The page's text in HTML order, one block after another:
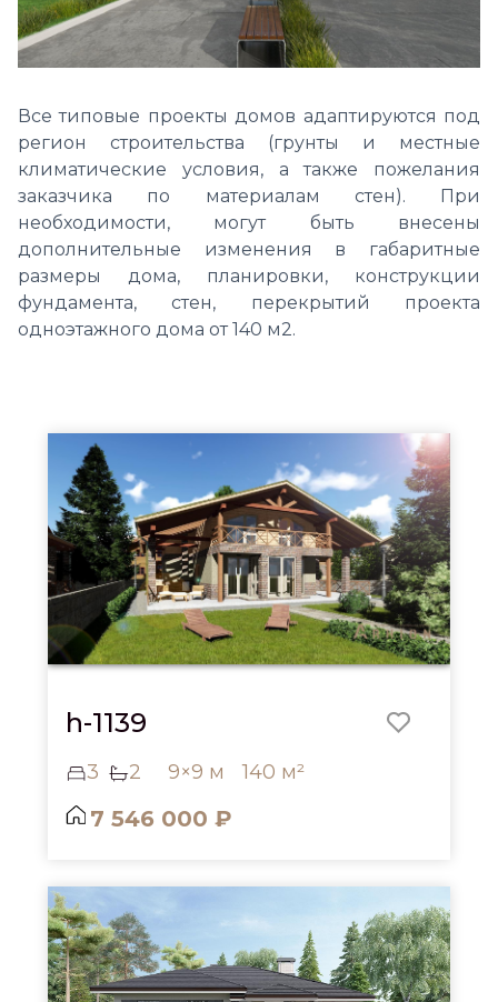
Все типовые проекты домов адаптируются под
регион строительства (грунты и местные
климатические условия, а также пожелания
заказчика по материалам стен). При
необходимости, могут быть внесены
дополнительные изменения в габаритные
размеры дома, планировки, конструкции
фундамента, стен, перекрытий проекта
одноэтажного дома от 140 м2.
h-1139
3 2 9×9 м 140 м²
7 546 000 ₽